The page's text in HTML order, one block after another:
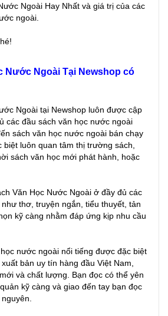
Ngoài Hay Nhất và giá trị của các
ngoài.
Nước Ngoài Tại Newshop có
Ngoài tại Newshop luôn được cập
các đầu sách văn học nước ngoài
sách văn học nước ngoài bán chạy
luôn quan tâm thị trường sách,
sách văn học mới phát hành, hoặc
Văn Học Nước Ngoài ở đầy đủ các
thơ, truyện ngắn, tiểu thuyết, tản
kỹ càng nhằm đáp ứng kịp nhu cầu
nước ngoài nổi tiếng được đặc biệt
bản uy tín hàng đầu Việt Nam,
và chất lượng. Bạn đọc có thể yên
kỹ càng và giao đến tay bạn đọc